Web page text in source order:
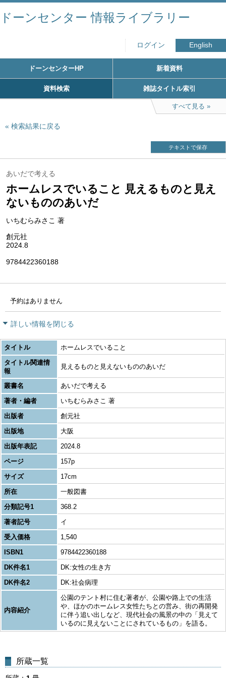
ドーンセンター 情報ライブラリー
ログイン English
ドーンセンターHP 新着資料
資料検索 雑誌タイトル索引
すべて見る
検索結果に戻る
テキストで保存
あいだで考える
ホームレスでいること 見えるものと見え
ないもののあいだ
いちむらみさこ 著
創元社
2024.8
9784422360188
予約はありません
詳しい情報を閉じる
タイトル
ホームレスでいること
タイトル関連情
報
見えるものと見えないもののあいだ
叢書名
あいだで考える
著者・編者
いちむらみさこ 著
出版者
創元社
出版地
大阪
出版年表記
2024.8
ページ
157p
サイズ
17cm
所在
一般図書
分類記号1
368.2
著者記号
イ
受入価格
1,540
ISBN1
9784422360188
DK件名1
DK:女性の生き方
DK件名2
DK:社会病理
内容紹介
公園のテント村に住む著者が、公園や路上での生活
や、ほかのホームレス女性たちとの営み、街の再開発
に伴う追い出しなど、現代社会の風景の中の「見えて
いるのに見えないことにされているもの」を語る。
所蔵一覧